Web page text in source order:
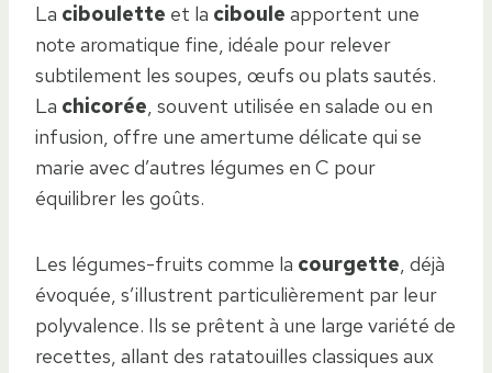
La ciboulette et la ciboule apportent une
note aromatique fine, idéale pour relever
subtilement les soupes, œufs ou plats sautés.
La chicorée, souvent utilisée en salade ou en
infusion, offre une amertume délicate qui se
marie avec d’autres légumes en C pour
équilibrer les goûts.
Les légumes-fruits comme la courgette, déjà
évoquée, s’illustrent particulièrement par leur
polyvalence. Ils se prêtent à une large variété de
recettes, allant des ratatouilles classiques aux